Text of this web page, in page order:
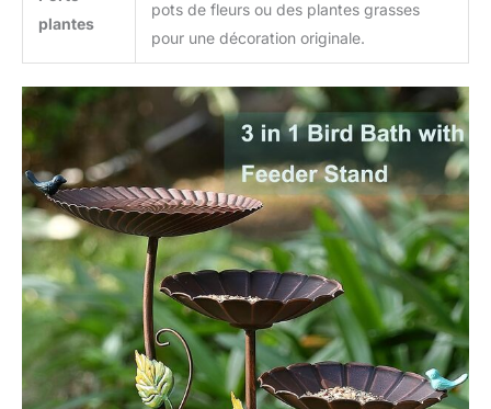
plantes
pots de fleurs ou des plantes grasses
pour une décoration originale.